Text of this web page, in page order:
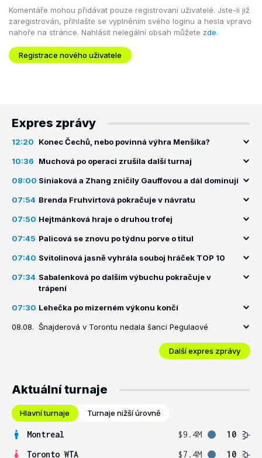
Komentáře mohou přidávat pouze registrovaní uživatelé. Jste-li již
zaregistrován, přihlašte se vyplněním svého loginu a hesla vpravo
nahoře na stránce. Nahlásit nelegální obsah můžete zde.
Registrace nového uživatele
Expres zprávy
12:20 Konec Čechů, nebo povinná výhra Menšíka?
10:36 Muchová po operaci zrušila další turnaj
08:00 Siniaková a Zhang zničily Gauffovou a dál dominují
07:54 Brenda Fruhvirtová pokračuje v návratu
07:50 Hejtmánková hraje o druhou trofej
07:45 Palicová se znovu po týdnu porve o titul
07:40 Svitolinová jasně vyhrála souboj hráček TOP 10
07:34 Sabalenková po dalším výbuchu pokračuje v
trápení
07:30 Lehečka po mizerném výkonu končí
08.08. Šnajderová v Torontu nedala šanci Pegulaové
Další expres zprávy
Aktuální turnaje
Hlavní turnaje Turnaje nižší úrovně
Montreal $9.4M
10
Toronto WTA
$7.4M 10